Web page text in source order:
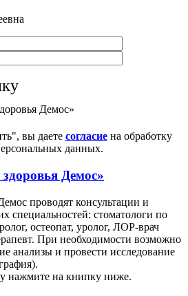
Демос»
вы даете согласиена обработку
данных.
Демос»
проводят консультации и
специальностей: стоматологи по
остеопат, уролог, ЛОР-врач
При необходимости возможно
анализы и провести исследование
нажмите на книпку ниже.